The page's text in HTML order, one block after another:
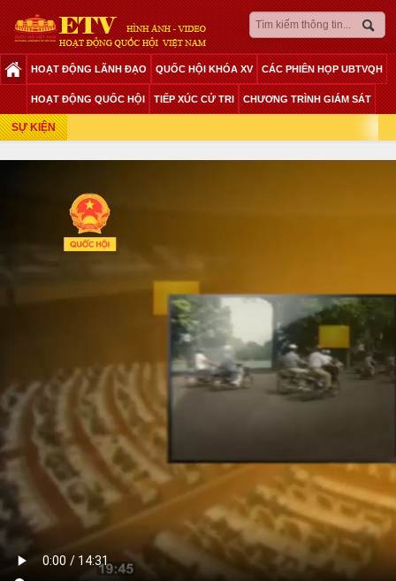
HOẠT ĐỘNG LÃNH ĐẠO QUỐC HỘI KHÓA XV CÁC PHIÊN HỌP UBTVQH
HOẠT ĐỘNG QUỐC HỘI TIẾP XÚC CỬ TRI CHƯƠNG TRÌNH GIÁM SÁT
SỰ KIỆN